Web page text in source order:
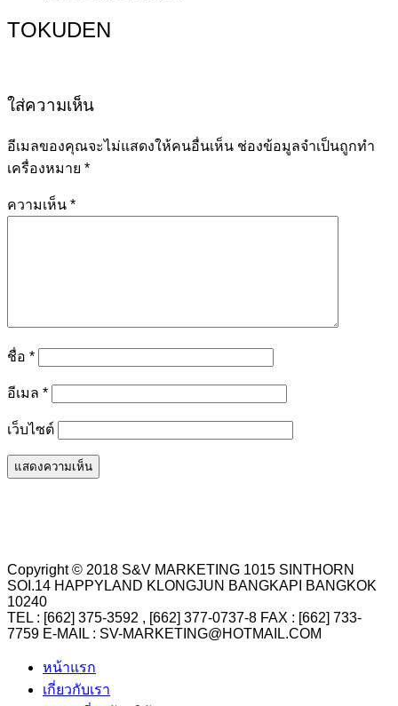
TOKUDEN
ใส่ความเห็น
อีเมลของคุณจะไม่แสดงให้คนอื่นเห็น ช่องข้อมูลจำเป็นถูกทำ
เครื่องหมาย *
ความเห็น *
ชื่อ *
อีเมล *
เว็บไซต์
Copyright © 2018 S&V MARKETING 1015 SINTHORN
SOI.14 HAPPYLAND KLONGJUN BANGKAPI BANGKOK
10240
TEL : [662] 375-3592 , [662] 377-0737-8 FAX : [662] 733-
7759 E-MAIL : SV-MARKETING@HOTMAIL.COM
หน้าแรก
เกี่ยวกับเรา